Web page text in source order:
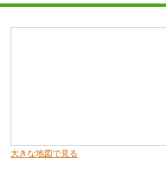
大きな地図で見る